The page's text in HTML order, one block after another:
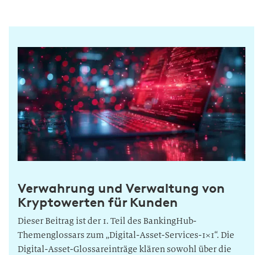
Verwahrung und Verwaltung von
Kryptowerten für Kunden
Dieser Beitrag ist der 1. Teil des BankingHub-
Themenglossars zum „Digital-Asset-Services-1×1“. Die
Digital-Asset-Glossareinträge klären sowohl über die